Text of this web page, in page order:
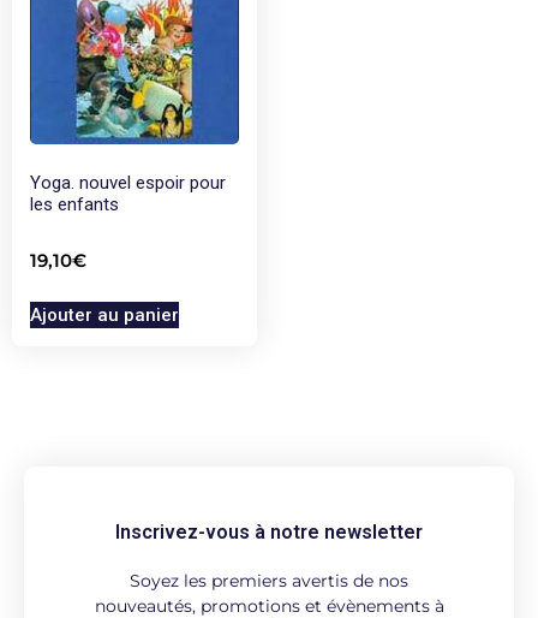
Yoga. nouvel espoir pour
les enfants
19,10€
Ajouter au panier
Inscrivez-vous à notre newsletter
Soyez les premiers avertis de nos
nouveautés, promotions et évènements à